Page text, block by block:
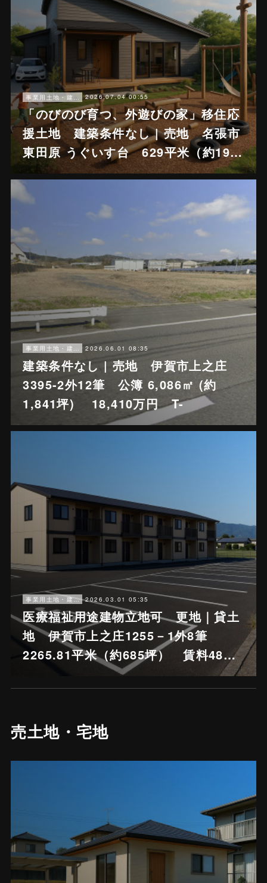
2026.07.04 00:55
「のびのび育つ、外遊びの家」移住応
援土地 建築条件なし | 売地 名張市
東田原 うぐいす台 629平米（約19…
事業用土地・建物 2026.06.01 08:35
建築条件なし | 売地 伊賀市上之庄
3395-2外12筆 公簿 6,086㎡ (約
1,841坪) 18,410万円 T-
事業用土地・建物 2026.03.01 05:35
医療福祉用途建物立地可 更地｜貸土
地 伊賀市上之庄1255－1外8筆
2265.81平米（約685坪） 賃料48…
売土地・宅地